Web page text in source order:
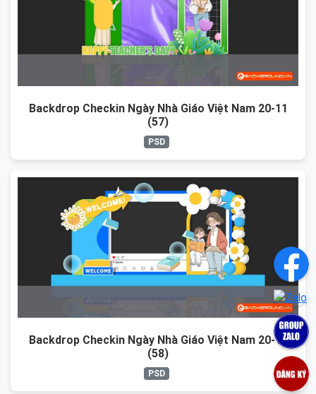
Backdrop Checkin Ngày Nhà Giáo Việt Nam 20-11
(57)
PSD
Backdrop Checkin Ngày Nhà Giáo Việt Nam 20-11
(58)
PSD